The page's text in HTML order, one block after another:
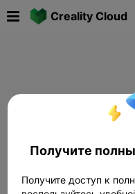
Creality Cloud
Получите
Получите доступ к